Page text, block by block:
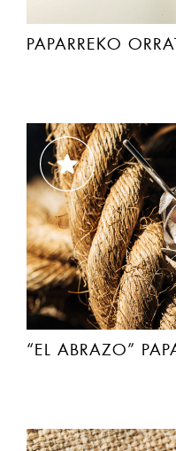
PAPARREKO
“EL ABRAZO”